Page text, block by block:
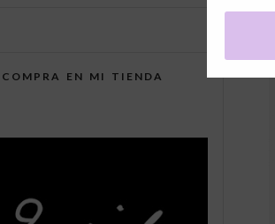
COMPRA EN MI TIENDA